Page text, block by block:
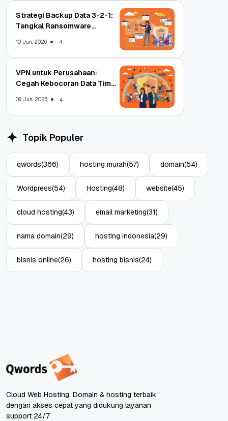
Strategi Backup Data 3-2-1:
Tangkal Ransomware
10 Jun, 2026 4
VPN untuk Perusahaan:
Cegah Kebocoran Data Tim
09 Jun, 2026 4
Topik Populer
qwords(366) hosting murah(57) domain(54)
Wordpress(54) Hosting(48) website(45)
cloud hosting(43) email marketing(31)
nama domain(29) hosting indonesia(29)
bisnis online(26) hosting bisnis(24)
Cloud Web Hosting. Domain & hosting terbaik
dengan akses cepat yang didukung layanan
support 24/7